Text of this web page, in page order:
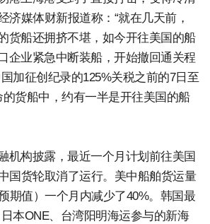
济媒体财新报道称：“就在几天前，
货船还拥挤不堪，如今开往美国的船
企业紧急中断装船，开始撤回通关程
加征创纪录的125%关税之前的7日至
货船中，约有一半是开往美国的船
机构披露，最近一个月计划前往美国
国货轮取消了运行。美中船舶货运量
期值）一个月内减少了40%。韩国最
本ONE、台湾阳明海运参与的新海